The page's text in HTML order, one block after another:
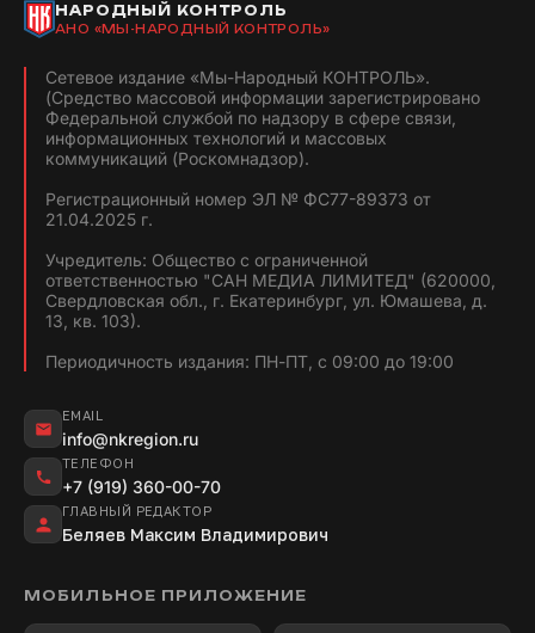
НАРОДНЫЙ КОНТРОЛЬ
АНО «МЫ-НАРОДНЫЙ КОНТРОЛЬ»
Сетевое издание «Мы-Народный КОНТРОЛЬ».
(Средство массовой информации зарегистрировано
Федеральной службой по надзору в сфере связи,
информационных технологий и массовых
коммуникаций (Роскомнадзор).
Регистрационный номер ЭЛ № ФС77-89373 от
21.04.2025 г.
Учредитель: Общество с ограниченной
ответственностью "САН МЕДИА ЛИМИТЕД" (620000,
Свердловская обл., г. Екатеринбург, ул. Юмашева, д.
13, кв. 103).
Периодичность издания: ПН-ПТ, с 09:00 до 19:00
EMAIL
info@nkregion.ru
ТЕЛЕФОН
+7 (919) 360-00-70
ГЛАВНЫЙ РЕДАКТОР
Беляев Максим Владимирович
МОБИЛЬНОЕ ПРИЛОЖЕНИЕ